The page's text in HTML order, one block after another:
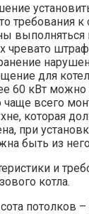
требования к
выполняться
чревато
для
60 кВт можно
чаще всего
которая
при
быть из
и
котла.
потолков –